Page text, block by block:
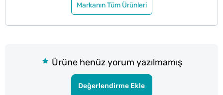
Markanın Tüm Ürünleri
Ürüne henüz yorum yazılmamış
Değerlendirme Ekle